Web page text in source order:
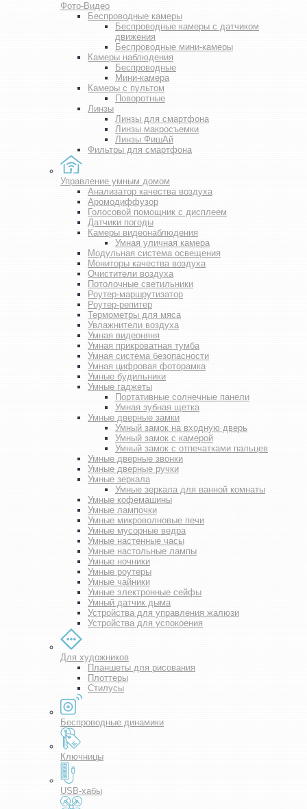
Фото-Видео
Беспроводные камеры
Беспроводные камеры с датчиком
движения
Беспроводные мини-камеры
Камеры наблюдения
Беспроводные
Мини-камера
Камеры с пультом
Поворотные
Линзы
Линзы для смартфона
Линзы макросъемки
Линзы ФишАй
Фильтры для смартфона
Управление умным домом
Анализатор качества воздуха
Аромодиффузор
Голосовой помощник с дисплеем
Датчики погоды
Камеры видеонаблюдения
Умная уличная камера
Модульная система освещения
Мониторы качества воздуха
Очистители воздуха
Потолочные светильники
Роутер-маршрутизатор
Роутер-репитер
Термометры для мяса
Увлажнители воздуха
Умная видеоняня
Умная прикроватная тумба
Умная система безопасности
Умная цифровая фоторамка
Умные будильники
Умные гаджеты
Портативные солнечные панели
Умная зубная щетка
Умные дверные замки
Умный замок на входную дверь
Умный замок с камерой
Умный замок с отпечатками пальцев
Умные дверные звонки
Умные дверные ручки
Умные зеркала
Умные зеркала для ванной комнаты
Умные кофемашины
Умные лампочки
Умные микроволновые печи
Умные мусорные ведра
Умные настенные часы
Умные настольные лампы
Умные ночники
Умные роутеры
Умные чайники
Умные электронные сейфы
Умный датчик дыма
Устройства для управления жалюзи
Устройства для успокоения
Для художников
Планшеты для рисования
Плоттеры
Стилусы
Беспроводные динамики
Ключницы
USB-хабы